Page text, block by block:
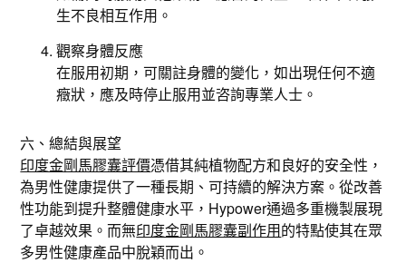
生不良相互作用。
觀察身體反應
在服用初期，可關註身體的變化，如出現任何不適
癥狀，應及時停止服用並咨詢專業人士。
六、總結與展望
印度金剛馬膠囊評價憑借其純植物配方和良好的安全性，
為男性健康提供了一種長期、可持續的解決方案。從改善
性功能到提升整體健康水平，Hypower通過多重機製展現
了卓越效果。而無印度金剛馬膠囊副作用的特點使其在眾
多男性健康產品中脫穎而出。